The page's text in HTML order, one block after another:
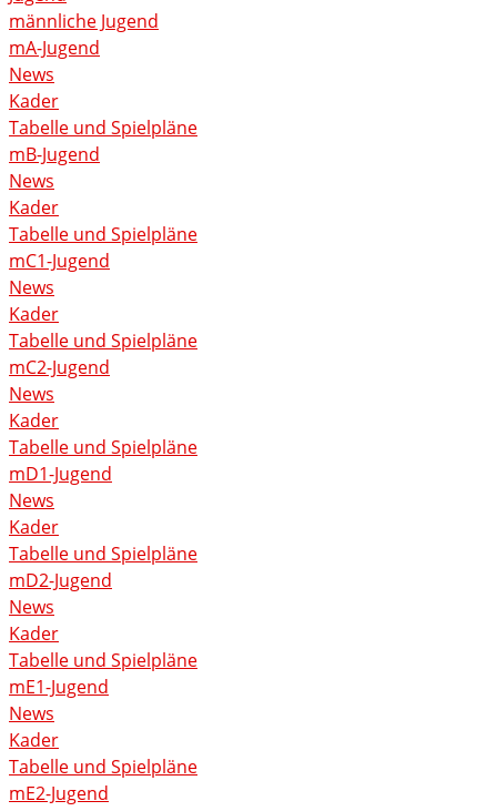
männliche Jugend
mA-Jugend
News
Kader
Tabelle und Spielpläne
mB-Jugend
News
Kader
Tabelle und Spielpläne
mC1-Jugend
News
Kader
Tabelle und Spielpläne
mC2-Jugend
News
Kader
Tabelle und Spielpläne
mD1-Jugend
News
Kader
Tabelle und Spielpläne
mD2-Jugend
News
Kader
Tabelle und Spielpläne
mE1-Jugend
News
Kader
Tabelle und Spielpläne
mE2-Jugend